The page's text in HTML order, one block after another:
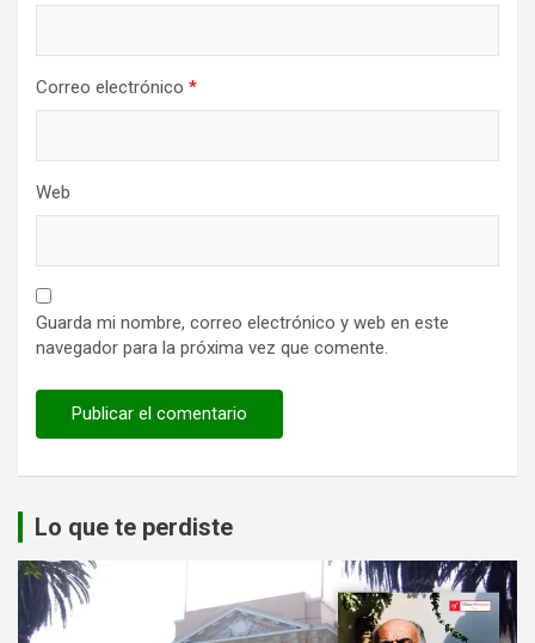
Correo electrónico *
Web
Guarda mi nombre, correo electrónico y web en este
navegador para la próxima vez que comente.
Lo que te perdiste